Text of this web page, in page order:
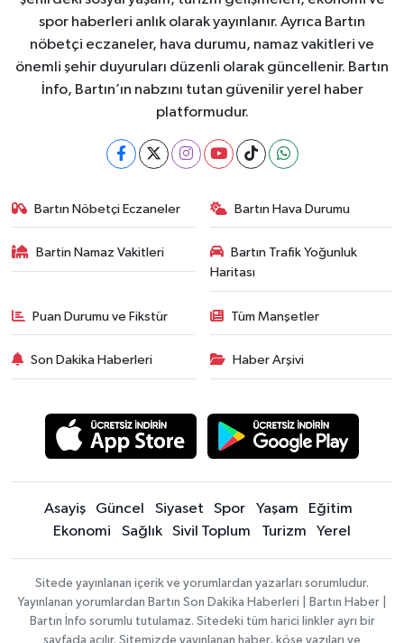
spor haberleri anlık olarak yayınlanır. Ayrıca Bartın
nöbetçi eczaneler, hava durumu, namaz vakitleri ve
önemli şehir duyuruları düzenli olarak güncellenir. Bartın
İnfo, Bartın’ın nabzını tutan güvenilir yerel haber
platformudur.
Bartın Nöbetçi Eczaneler Bartın Hava Durumu
Bartin Namaz Vakitleri
Bartın Trafik Yoğunluk
Haritası
Puan Durumu ve Fikstür Tüm Manşetler
Son Dakika Haberleri Haber Arşivi
Asayiş Güncel Siyaset Spor Yaşam
Eğitim
Ekonomi
Sağlık Sivil Toplum Turizm Yerel
Sitede yayınlanan içerik ve yorumlardan yazarları sorumludur.
Yayınlanan yorumlardan Bartın Son Dakika Haberleri | Bartın Haber |
Bartın İnfo sorumlu tutulamaz. Sitedeki tüm harici linkler ayrı bir
sayfada açılır. Sitemizde yayınlanan haber, köşe yazıları ve